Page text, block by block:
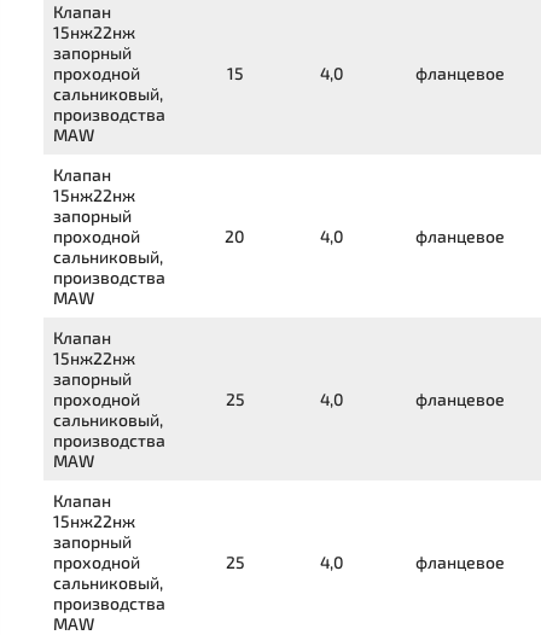
Клапан
15нж22нж
запорный
проходной
сальниковый,
производства
MAW
15 4,0 фланцевое
Клапан
15нж22нж
запорный
проходной
сальниковый,
производства
MAW
20 4,0 фланцевое
Клапан
15нж22нж
запорный
проходной
сальниковый,
производства
MAW
25 4,0 фланцевое
Клапан
15нж22нж
запорный
проходной
сальниковый,
производства
MAW
25 4,0 фланцевое